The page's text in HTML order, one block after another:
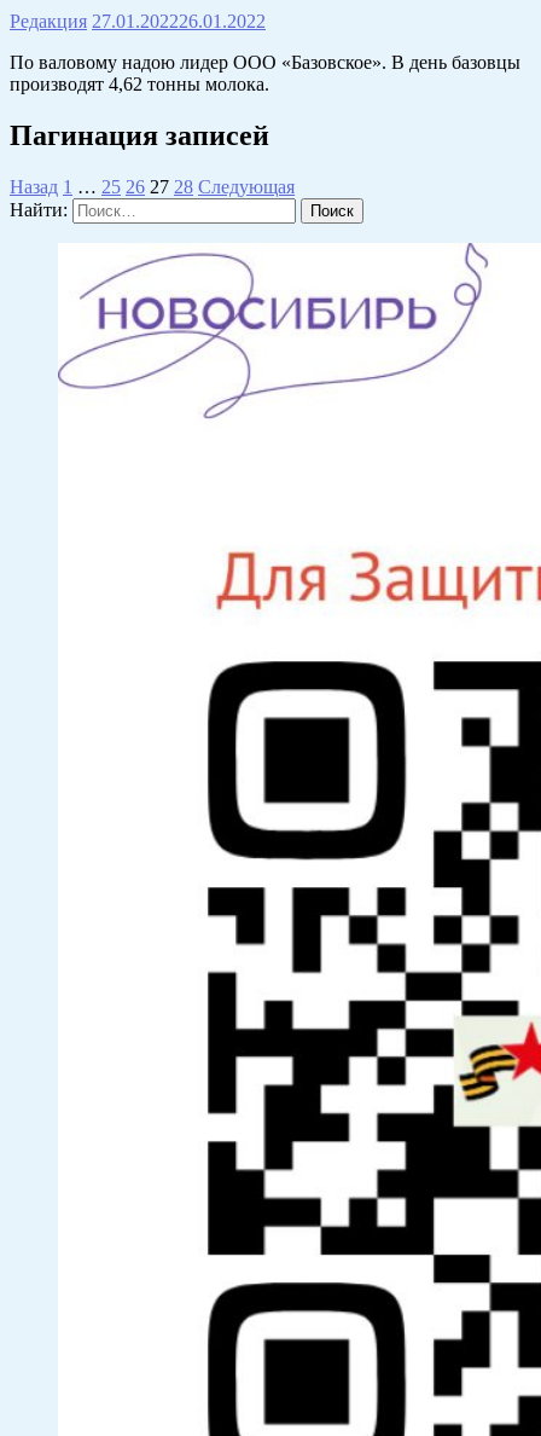
Редакция 27.01.202226.01.2022
По валовому надою лидер ООО «Базовское». В день базовцы
производят 4,62 тонны молока.
Пагинация записей
Назад 1 … 25 26 27 28 Следующая
Найти: